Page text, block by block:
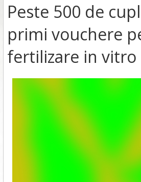
Peste 500 de
primi vouchere
fertilizare in vitro